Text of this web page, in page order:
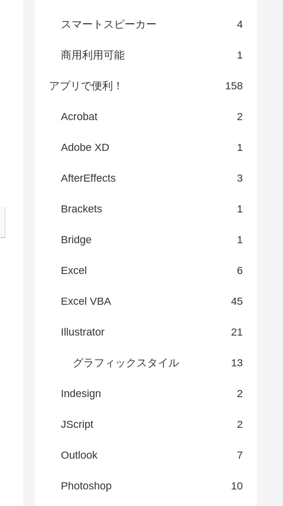
スマートスピーカー 4
商用利用可能 1
アプリで便利！ 158
Acrobat 2
Adobe XD 1
AfterEffects 3
Brackets 1
Bridge 1
Excel 6
Excel VBA 45
Illustrator 21
グラフィックスタイル 13
Indesign 2
JScript 2
Outlook 7
Photoshop 10